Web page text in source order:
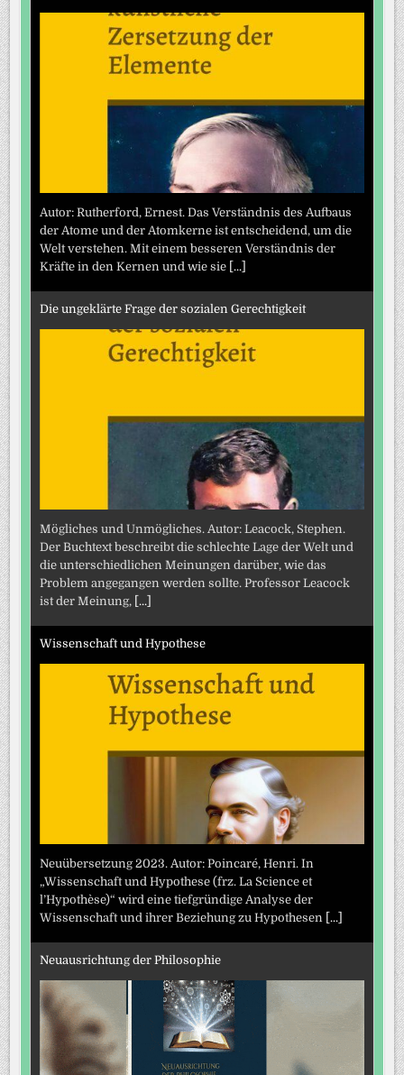
Autor: Rutherford, Ernest. Das Verständnis des Aufbaus
der Atome und der Atomkerne ist entscheidend, um die
Welt verstehen. Mit einem besseren Verständnis der
Kräfte in den Kernen und wie sie [...]
Die ungeklärte Frage der sozialen Gerechtigkeit
Mögliches und Unmögliches. Autor: Leacock, Stephen.
Der Buchtext beschreibt die schlechte Lage der Welt und
die unterschiedlichen Meinungen darüber, wie das
Problem angegangen werden sollte. Professor Leacock
ist der Meinung, [...]
Wissenschaft und Hypothese
Neuübersetzung 2023. Autor: Poincaré, Henri. In
„Wissenschaft und Hypothese (frz. La Science et
l’Hypothèse)“ wird eine tiefgründige Analyse der
Wissenschaft und ihrer Beziehung zu Hypothesen [...]
Neuausrichtung der Philosophie